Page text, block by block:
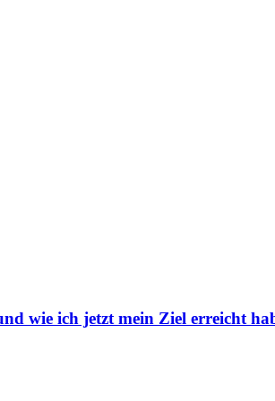
wie ich jetzt mein Ziel erreicht